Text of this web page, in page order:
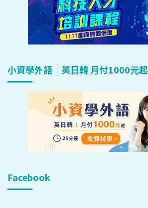
小資學外語｜英日韓 月付1000元起
Facebook